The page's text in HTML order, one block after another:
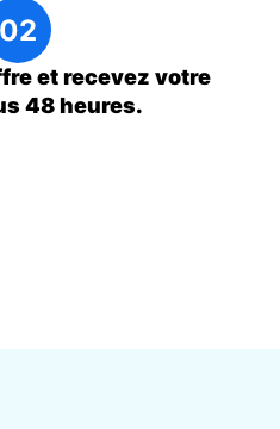
et recevez votre
48 heures.